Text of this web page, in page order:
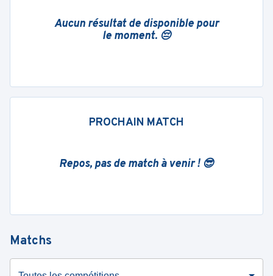
Aucun résultat de disponible pour
le moment. 😔
PROCHAIN MATCH
Repos, pas de match à venir ! 😎
Matchs